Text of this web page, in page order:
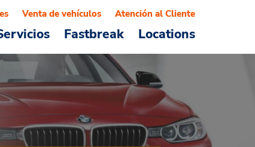
Fastbreak Locations
Venta de vehículos Atención al Cliente